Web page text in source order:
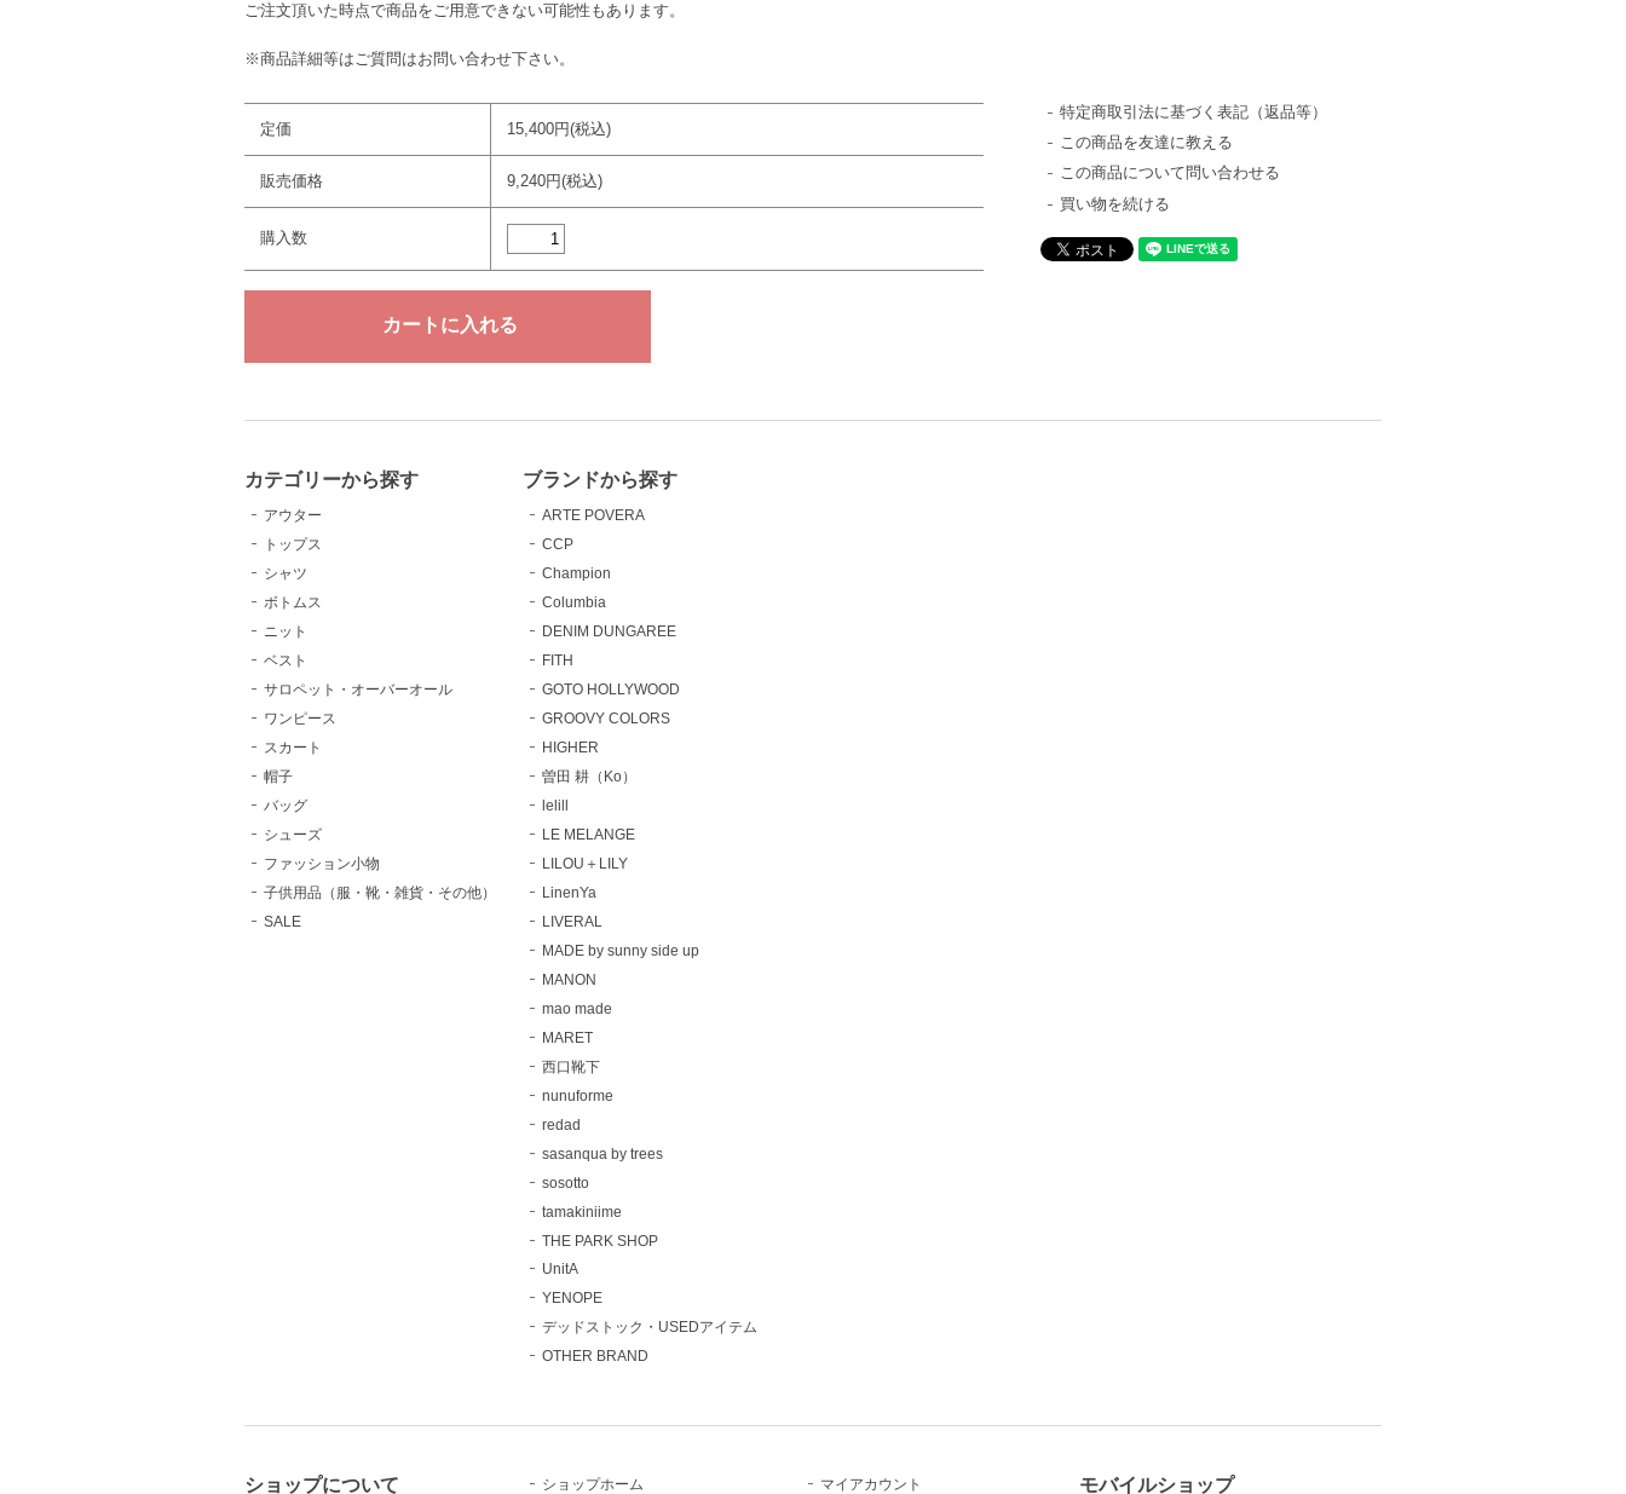
ご注文頂いた時点で商品をご用意できない可能性もあります。
※商品詳細等はご質問はお問い合わせ下さい。
定価 15,400円(税込)
販売価格 9,240円(税込)
購入数
特定商取引法に基づく表記（返品等）
この商品を友達に教える
この商品について問い合わせる
買い物を続ける
カテゴリーから探す
アウター
トップス
シャツ
ボトムス
ニット
ベスト
サロペット・オーバーオール
ワンピース
スカート
帽子
バッグ
シューズ
ファッション小物
子供用品（服・靴・雑貨・その他）
SALE
ブランドから探す
ARTE POVERA
CCP
Champion
Columbia
DENIM DUNGAREE
FITH
GOTO HOLLYWOOD
GROOVY COLORS
HIGHER
曽田 耕（Ko）
lelill
LE MELANGE
LILOU＋LILY
LinenYa
LIVERAL
MADE by sunny side up
MANON
mao made
MARET
西口靴下
nunuforme
redad
sasanqua by trees
sosotto
tamakiniime
THE PARK SHOP
UnitA
YENOPE
デッドストック・USEDアイテム
OTHER BRAND
ショップについて ショップホーム マイアカウント モバイルショップ